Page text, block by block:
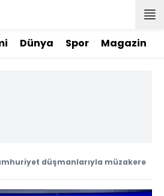
Dünya Spor Magazin
düşmanlarıyla müzakere